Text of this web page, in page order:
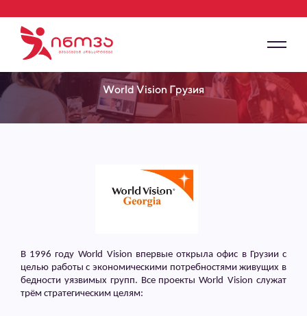
World Vision Грузия
В 1996 году World Vision впервые открыла офис в Грузии с
целью работы с экономическими потребностями живущих в
бедности уязвимых групп. Все проектыWorld Vision служат
трём стратегическим целям: